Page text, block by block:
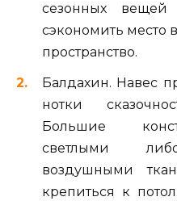
сезонных вещей
сэкономить место
пространство.
Балдахин. Навес
нотки
Большие
светлыми
воздушными
крепиться к